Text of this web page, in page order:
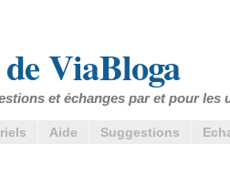
ViaBloga
et échanges par et pour les
Aide Suggestions